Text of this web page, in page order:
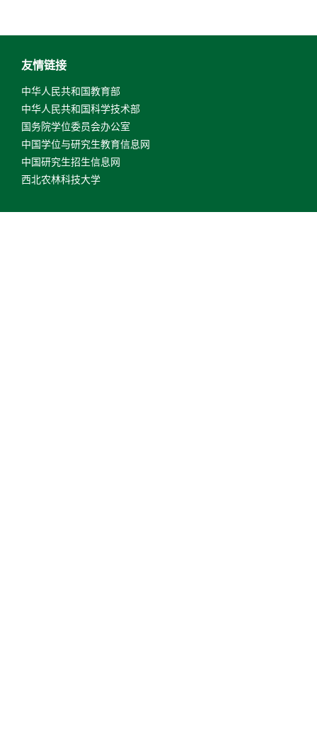
友情链接
中华人民共和国教育部
中华人民共和国科学技术部
国务院学位委员会办公室
中国学位与研究生教育信息网
中国研究生招生信息网
西北农林科技大学